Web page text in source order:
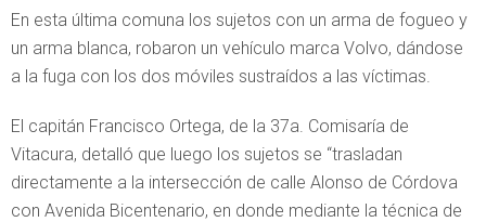
En esta última comuna los sujetos con un arma de fogueo y
un arma blanca, robaron un vehículo marca Volvo, dándose
a la fuga con los dos móviles sustraídos a las víctimas.
El capitán Francisco Ortega, de la 37a. Comisaría de
Vitacura, detalló que luego los sujetos se “trasladan
directamente a la intersección de calle Alonso de Córdova
con Avenida Bicentenario, en donde mediante la técnica de